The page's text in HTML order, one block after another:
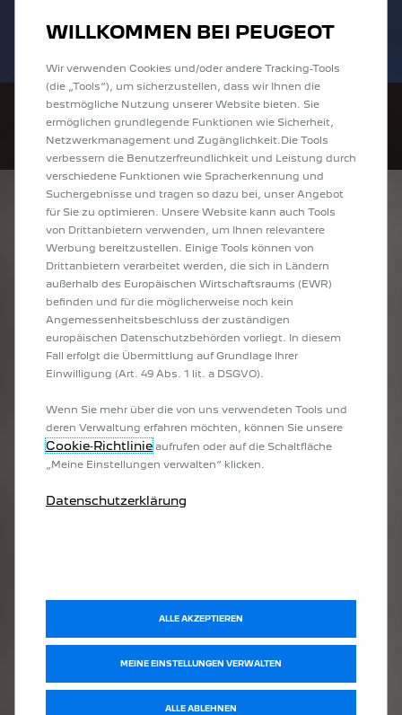
E-Autos und Plug-In-Hybride. Mehr
erfahren >>
2008 zu attraktiven Leasingraten
entdecken!
ENTDECKEN SIE
ALLE TRAVELLER
/EXPERT KOMBI IN
GUMMERSBACH
WILLKOMMEN BEI PEUGEOT
Wir verwenden Cookies und/oder andere Tracking-Tools
(die „Tools“), um sicherzustellen, dass wir Ihnen die
bestmögliche Nutzung unserer Website bieten. Sie
ermöglichen grundlegende Funktionen wie Sicherheit,
Netzwerkmanagement und Zugänglichkeit.Die Tools
verbessern die Benutzerfreundlichkeit und Leistung durch
verschiedene Funktionen wie Spracherkennung und
Suchergebnisse und tragen so dazu bei, unser Angebot
für Sie zu optimieren. Unsere Website kann auch Tools
von Drittanbietern verwenden, um Ihnen relevantere
Werbung bereitzustellen. Einige Tools können von
Drittanbietern verarbeitet werden, die sich in Ländern
außerhalb des Europäischen Wirtschaftsraums (EWR)
befinden und für die möglicherweise noch kein
Angemessenheitsbeschluss der zuständigen
europäischen Datenschutzbehörden vorliegt. In diesem
Fall erfolgt die Übermittlung auf Grundlage Ihrer
Einwilligung (Art. 49 Abs. 1 lit. a DSGVO).
Wenn Sie mehr über die von uns verwendeten Tools und
deren Verwaltung erfahren möchten, können Sie unsere
Cookie‑Richtlinieaufrufen oder auf die Schaltfläche
„Meine Einstellungen verwalten“ klicken.
Datenschutzerklärung
MEINE EINSTELLUNGEN VERWALTEN
ALLE AKZEPTIEREN
ALLE ABLEHNEN